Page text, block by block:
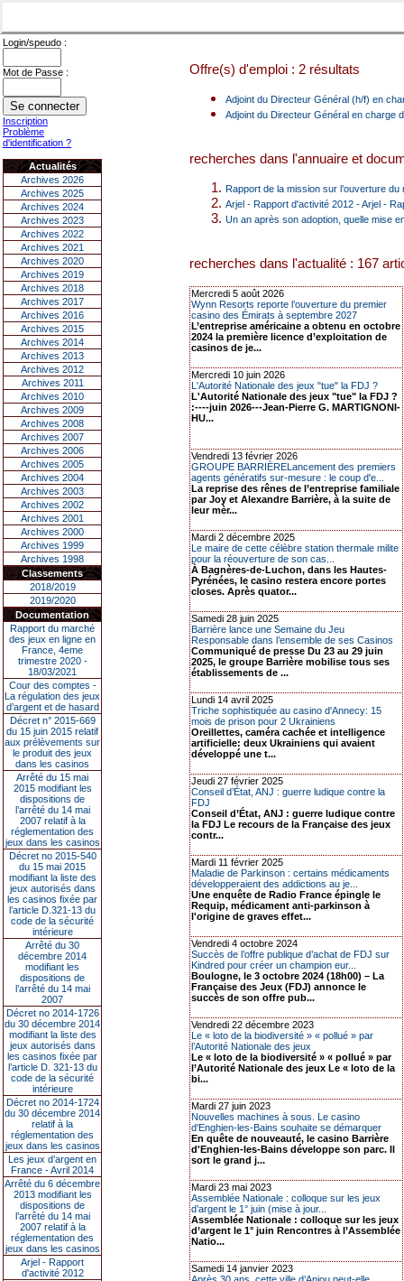
Login/speudo :
Mot de Passe :
Inscription
Problème
d'identification ?
Actualités
Archives 2026
Archives 2025
Archives 2024
Archives 2023
Archives 2022
Archives 2021
Archives 2020
Archives 2019
Archives 2018
Archives 2017
Archives 2016
Archives 2015
Archives 2014
Archives 2013
Archives 2012
Archives 2011
Archives 2010
Archives 2009
Archives 2008
Archives 2007
Archives 2006
Archives 2005
Archives 2004
Archives 2003
Archives 2002
Archives 2001
Archives 2000
Archives 1999
Archives 1998
Classements
2018/2019
2019/2020
Documentation
Rapport du marché
des jeux en ligne en
France, 4eme
trimestre 2020 -
18/03/2021
Cour des comptes -
La régulation des jeux
d’argent et de hasard
Décret n° 2015-669
du 15 juin 2015 relatif
aux prélèvements sur
le produit des jeux
dans les casinos
Arrêté du 15 mai
2015 modifiant les
dispositions de
l’arrêté du 14 mai
2007 relatif à la
réglementation des
jeux dans les casinos
Décret no 2015-540
du 15 mai 2015
modifiant la liste des
jeux autorisés dans
les casinos fixée par
l’article D.321-13 du
code de la sécurité
intérieure
Arrêté du 30
décembre 2014
modifiant les
dispositions de
l’arrêté du 14 mai
2007
Décret no 2014-1726
du 30 décembre 2014
modifiant la liste des
jeux autorisés dans
les casinos fixée par
l’article D. 321-13 du
code de la sécurité
intérieure
Décret no 2014-1724
du 30 décembre 2014
relatif à la
réglementation des
jeux dans les casinos
Les jeux d’argent en
France - Avril 2014
Arrêté du 6 décembre
2013 modifiant les
dispositions de
l’arrêté du 14 mai
2007 relatif à la
réglementation des
jeux dans les casinos
Arjel - Rapport
d'activité 2012
Offre(s) d'emploi : 2 résultats
Adjoint du Directeur Général (h/f) en
Adjoint du Directeur Général en charge
recherches dans l'annuaire et
Rapport de la mission sur l’ouverture
Arjel - Rapport d'activité 2012 - Arjel -
Un an après son adoption, quelle mise
recherches dans l'actualité : 167
Mercredi 5 août 2026
Wynn Resorts reporte l’ouverture du premier
casino des Émirats à septembre 2027
L’entreprise américaine a obtenu en octobre
2024 la première licence d’exploitation de
casinos de je...
Mercredi 10 juin 2026
L'Autorité Nationale des jeux "tue" la FDJ ?
L'Autorité Nationale des jeux "tue" la FDJ ?
:----juin 2026---Jean-Pierre G. MARTIGNONI-
HU...
Vendredi 13 février 2026
GROUPE BARRIÈRELancement des premiers
agents génératifs sur-mesure : le coup d'e...
La reprise des rênes de l’entreprise familiale
par Joy et Alexandre Barrière, à la suite de
leur mèr...
Mardi 2 décembre 2025
Le maire de cette célèbre station thermale milite
pour la réouverture de son cas...
À Bagnères-de-Luchon, dans les Hautes-
Pyrénées, le casino restera encore portes
closes. Après quator...
Samedi 28 juin 2025
Barrière lance une Semaine du Jeu
Responsable dans l’ensemble de ses Casinos
Communiqué de presse Du 23 au 29 juin
2025, le groupe Barrière mobilise tous ses
établissements de ...
Lundi 14 avril 2025
Triche sophistiquée au casino d'Annecy: 15
mois de prison pour 2 Ukrainiens
Oreillettes, caméra cachée et intelligence
artificielle: deux Ukrainiens qui avaient
développé une t...
Jeudi 27 février 2025
Conseil d’État, ANJ : guerre ludique contre la
FDJ
Conseil d’État, ANJ : guerre ludique contre
la FDJ Le recours de la Française des jeux
contr...
Mardi 11 février 2025
Maladie de Parkinson : certains médicaments
développeraient des addictions au je...
Une enquête de Radio France épingle le
Requip, médicament anti-parkinson à
l'origine de graves effet...
Vendredi 4 octobre 2024
Succès de l’offre publique d’achat de FDJ sur
Kindred pour créer un champion eur...
Boulogne, le 3 octobre 2024 (18h00) – La
Française des Jeux (FDJ) annonce le
succès de son offre pub...
Vendredi 22 décembre 2023
Le « loto de la biodiversité » « pollué » par
l’Autorité Nationale des jeux
Le « loto de la biodiversité » « pollué » par
l’Autorité Nationale des jeux Le « loto de la
bi...
Mardi 27 juin 2023
Nouvelles machines à sous. Le casino
d'Enghien-les-Bains souhaite se démarquer
En quête de nouveauté, le casino Barrière
d'Enghien-les-Bains développe son parc. Il
sort le grand j...
Mardi 23 mai 2023
Assemblée Nationale : colloque sur les jeux
d’argent le 1° juin (mise à jour...
Assemblée Nationale : colloque sur les jeux
d’argent le 1° juin Rencontres à l’Assemblée
Natio...
Samedi 14 janvier 2023